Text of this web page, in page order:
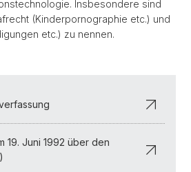
Insbesondere sind
(Kinderpornographie etc.) und
etc.) zu nennen.
19. Juni 1992 über den